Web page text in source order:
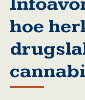
hoe